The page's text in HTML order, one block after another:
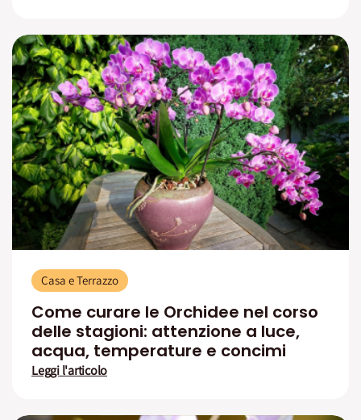
Casa e Terrazzo
Come curare le Orchidee nel corso
delle stagioni: attenzione a luce,
acqua, temperature e concimi
Leggi l'articolo